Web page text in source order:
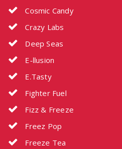
Cosmic Candy
Crazy Labs
Deep Seas
E-llusion
E.Tasty
Fighter Fuel
Fizz & Freeze
Freez Pop
Freeze Tea